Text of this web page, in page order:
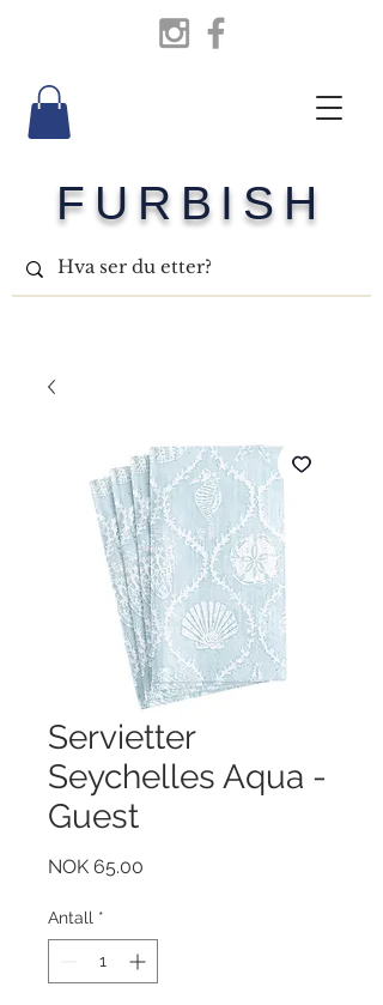
FURBISH
Servietter
Seychelles Aqua -
Guest
NOK 65.00
Antall *